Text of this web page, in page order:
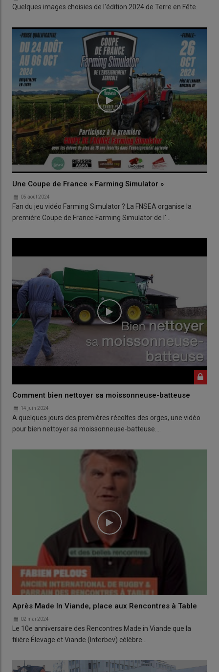
Quelques images choisies de l'édition 2024 de Terre en Fête.
Une Coupe de France « Farming Simulator »
05 août 2024
Fan du jeu vidéo Farming Simulator ? La FNSEA organise la
première Coupe de France Farming Simulator de l'…
Comment bien nettoyer sa moissonneuse-batteuse
14 juin 2024
A quelques jours des premières récoltes des orges, une vidéo
pour bien nettoyer sa moissonneuse-batteuse.…
Après Made In Viande, place aux Rencontres à Table
02 mai 2024
Le 10e anniversaire des Rencontres Made in Viande que la
filière Élevage et Viande (Interbev) célèbre…